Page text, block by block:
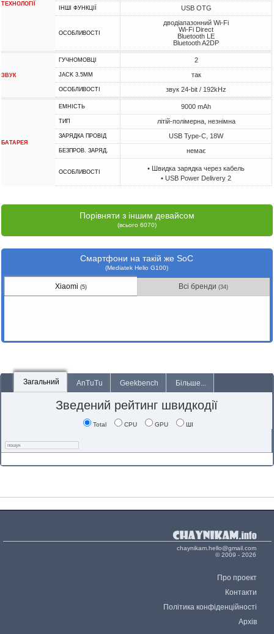
ТЕХНОЛОГІЇ
ІНШІ ФУНКЦІЇ USB OTG
ОСОБЛИВОСТІ
дводіапазонний Wi-Fi
Wi-Fi Direct
Bluetooth LE
Bluetooth A2DP
ЗВУК
ГУЧНОМОВЦІ 2
JACK 3.5MM так
ОСОБЛИВОСТІ звук 24-bit / 192kHz
БАТАРЕЯ
ЕМНІСТЬ 9000 mAh
ТИП літій-полімерна, незнімна
ЗАРЯДКА ПРОВІД USB Type-C, 18W
БЕЗПРОВ. ЗАРЯД. немає
ОСОБЛИВОСТІ
• Швидка зарядка через кабель
• USB Power Delivery 2
Порівняти з іншим девайсом
(всього 6070)
Смартфони на такій же SoC
(Mediatek Helio G100)
Xiaomi (5) Всі бренди(34)
Загальний AnTuTu Geekbench Більше...
Зведений рейтинг швидкодії
Total CPU GPU ШІ
chaynikam.hello@gmail.com
© 2009 - 2026
Про проект
Контакти
Політика конфіденційності
Архів